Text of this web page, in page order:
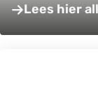
Lees hier